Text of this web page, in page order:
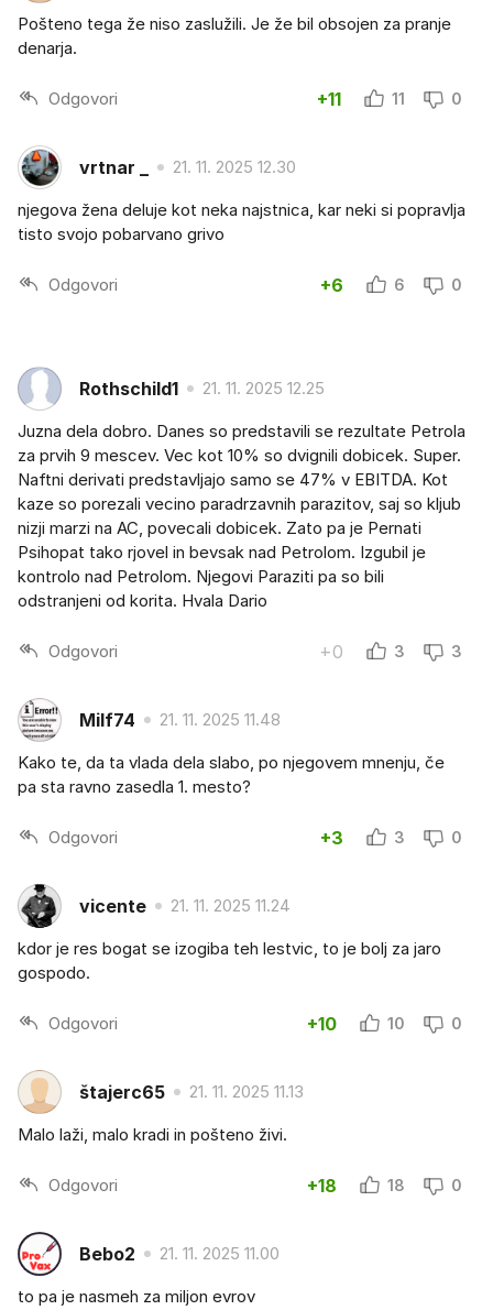
Pošteno tega že niso zaslužili. Je že bil obsojen za pranje
denarja.
Odgovori +11 11 0
vrtnar _ 21. 11. 2025 12.30
njegova žena deluje kot neka najstnica, kar neki si popravlja
tisto svojo pobarvano grivo
Odgovori +6 6 0
Rothschild1 21. 11. 2025 12.25
Juzna dela dobro. Danes so predstavili se rezultate Petrola
za prvih 9 mescev. Vec kot 10% so dvignili dobicek. Super.
Naftni derivati predstavljajo samo se 47% v EBITDA. Kot
kaze so porezali vecino paradrzavnih parazitov, saj so kljub
nizji marzi na AC, povecali dobicek. Zato pa je Pernati
Psihopat tako rjovel in bevsak nad Petrolom. Izgubil je
kontrolo nad Petrolom. Njegovi Paraziti pa so bili
odstranjeni od korita. Hvala Dario
Odgovori +0 3 3
Milf74 21. 11. 2025 11.48
Kako te, da ta vlada dela slabo, po njegovem mnenju, če
pa sta ravno zasedla 1. mesto?
Odgovori +3 3 0
vicente 21. 11. 2025 11.24
kdor je res bogat se izogiba teh lestvic, to je bolj za jaro
gospodo.
Odgovori +10 10 0
štajerc65 21. 11. 2025 11.13
Malo laži, malo kradi in pošteno živi.
Odgovori +18 18 0
Bebo2 21. 11. 2025 11.00
to pa je nasmeh za miljon evrov